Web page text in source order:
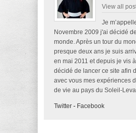
View all
Je
Novembre 2009 j'ai décidé
monde. Après un tour du
presque deux ans je suis
en mai 2011 et depuis je vis
décidé de lancer ce site afin
avec vous mes expériences
de vie au pays du Soleil-
Twitter - Facebook